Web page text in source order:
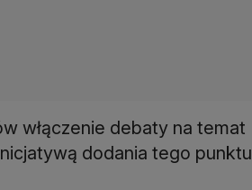
włączenie debaty na temat
dodania tego punktu